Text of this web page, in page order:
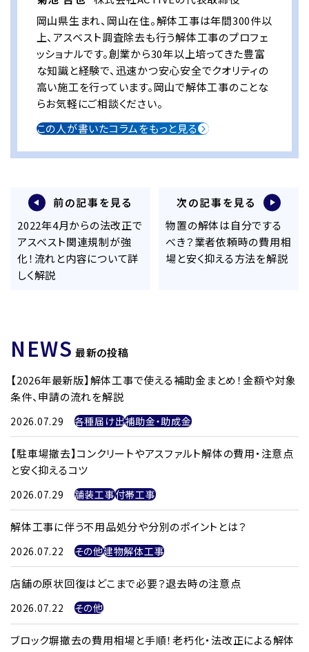
岡山県生まれ、岡山在住。解体工事は年間300件以
上、アスベスト調査除去も行う解体工事のプロフェ
ッショナルです。創業から30年以上培ってきた豊富
な知識と経験で、迅速かつ安心安全でクオリティの
高い施工を行っています。岡山で解体工事のことな
らお気軽にご相談ください。
この人が書いたコラムをもっと見る
前の記事を見る
2022年4月からの法改正で
アスベスト関連規制が強
化！流れと内容について詳
しく解説
次の記事を見る
物置の解体は自分でする
べき？業者依頼時の費用相
場と安く抑える方法を解説
NEWS 最新の投稿
【2026年最新版】解体工事で使える補助金まとめ！金額や対象
条件、申請の流れを解説
2026.07.29 各種届け出補助金・助成金
【駐車場撤去】コンクリートやアスファルト解体の費用・注意点
と安く抑えるコツ
2026.07.29 舗装工事付帯工事
解体工事に伴う不用品処分や分別のポイントとは？
2026.07.22 その他建物解体工事
店舗の原状回復はどこまで必要？退去時の注意点
2026.07.22 その他
ブロック塀撤去の費用相場と手順！老朽化・法改正による解体